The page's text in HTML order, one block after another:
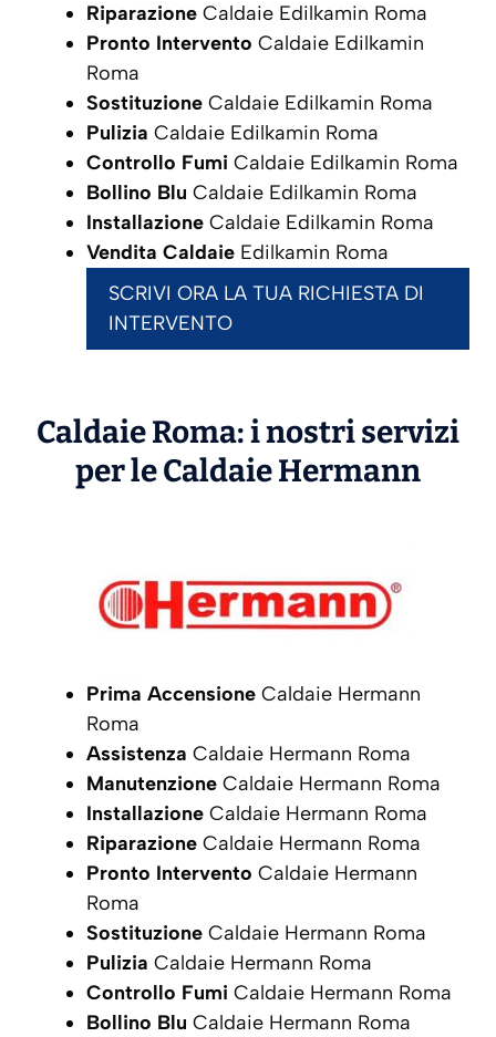
Riparazione Caldaie Edilkamin Roma
Pronto Intervento Caldaie Edilkamin
Roma
Sostituzione Caldaie Edilkamin Roma
Pulizia Caldaie Edilkamin Roma
Controllo Fumi Caldaie Edilkamin Roma
Bollino Blu Caldaie Edilkamin Roma
Installazione Caldaie Edilkamin Roma
Vendita Caldaie Edilkamin Roma
SCRIVI ORA LA TUA RICHIESTA DI
INTERVENTO
Caldaie Roma: i nostri servizi
per le CaldaieHermann
Prima Accensione Caldaie Hermann
Roma
Assistenza Caldaie Hermann Roma
Manutenzione Caldaie Hermann Roma
Installazione Caldaie Hermann Roma
Riparazione Caldaie Hermann Roma
Pronto Intervento Caldaie Hermann
Roma
Sostituzione Caldaie Hermann Roma
Pulizia Caldaie Hermann Roma
Controllo Fumi Caldaie Hermann Roma
Bollino Blu Caldaie Hermann Roma